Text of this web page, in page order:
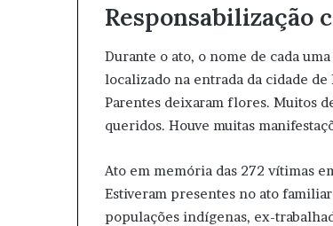
Responsabilização
Durante o ato, o nome de cada
localizado na entrada da cidade
Parentes deixaram flores. Muitos
queridos. Houve muitas
Ato em memória das 272 vítimas
Estiveram presentes no ato
populações indígenas, ex-